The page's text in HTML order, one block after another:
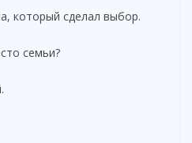
который сделал выбор.
семьи?